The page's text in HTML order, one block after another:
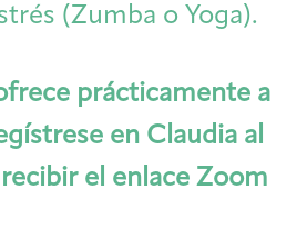
& Counseling
& Volunteering
(Zumba o Yoga).
prácticamente a
en Claudia al
el enlace Zoom